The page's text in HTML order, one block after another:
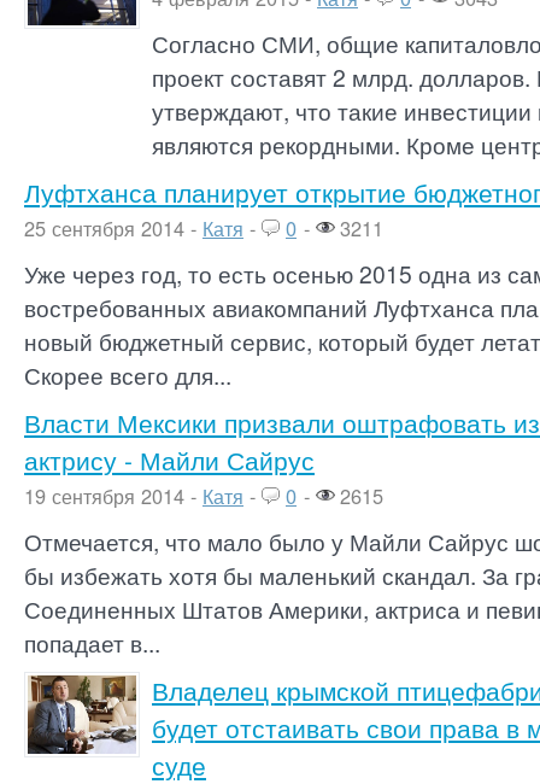
Согласно СМИ, общие
проект составят 2 млрд.
утверждают, что такие инвестиции
являются рекордными. Кроме
Луфтханса планирует открытие
25 сентября 2014 - Катя - 0 - 3211
Уже через год, то есть осенью 2015 одна из
востребованных авиакомпаний Луфтханса
новый бюджетный сервис, который будет
Скорее всего для...
Власти Мексики призвали оштрафовать
актрису - Майли Сайрус
19 сентября 2014 - Катя - 0 - 2615
Отмечается, что мало было у Майли Сайрус
бы избежать хотя бы маленький скандал. За
Соединенных Штатов Америки, актриса и
попадает в...
Владелец крымской
будет отстаивать свои права
суде